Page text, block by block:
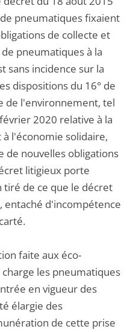
pneumatiques fixaient
de collecte et
pneumatiques à la
sans incidence sur la
dispositions du 16° de
de l'environnement, tel
2020 relative à la
l'économie solidaire,
de nouvelles obligations
litigieux porte
tiré de ce que le décret
entaché d'incompétence
faite aux éco-
les pneumatiques
en vigueur des
élargie des
de cette prise